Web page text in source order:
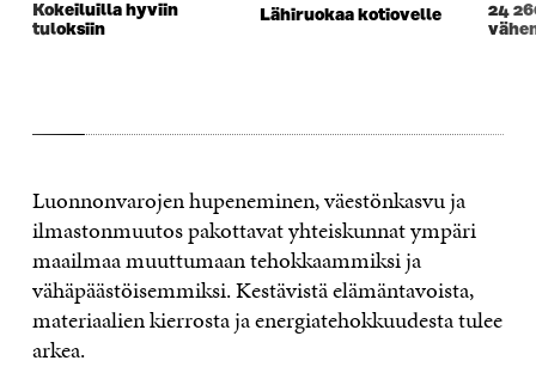
Kokeiluilla hyviin
tuloksiin
Lähiruokaa kotiovelle
24
Luonnonvarojen hupeneminen, väestönkasvu ja
ilmastonmuutos pakottavat yhteiskunnat ympäri
maailmaa muuttumaan tehokkaammiksi ja
vähäpäästöisemmiksi. Kestävistä elämäntavoista,
materiaalien kierrosta ja energiatehokkuudesta tulee
arkea.